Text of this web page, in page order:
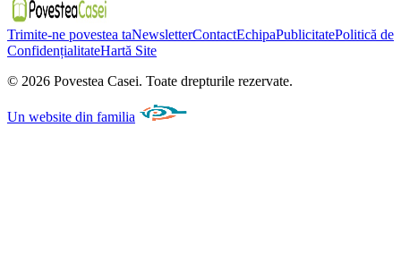
Trimite-ne povestea taNewsletterContactEchipaPublicitatePolitică de
ConfidențialitateHartă Site
© 2026 Povestea Casei. Toate drepturile rezervate.
Un website din familia